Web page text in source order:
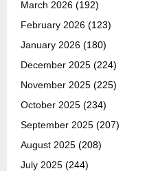
March 2026 (192)
February 2026 (123)
January 2026 (180)
December 2025 (224)
November 2025 (225)
October 2025 (234)
September 2025 (207)
August 2025 (208)
July 2025 (244)